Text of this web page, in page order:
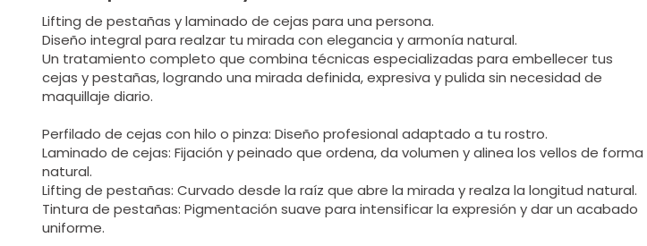
Lifting de pestañas y laminado de cejas para una persona.
Diseño integral para realzar tu mirada con elegancia y armonía natural.
Un tratamiento completo que combina técnicas especializadas para embellecer tus
cejas y pestañas, logrando una mirada definida, expresiva y pulida sin necesidad de
maquillaje diario.
Perfilado de cejas con hilo o pinza: Diseño profesional adaptado a tu rostro.
Laminado de cejas: Fijación y peinado que ordena, da volumen y alinea los vellos de forma
natural.
Lifting de pestañas: Curvado desde la raíz que abre la mirada y realza la longitud natural.
Tintura de pestañas: Pigmentación suave para intensificar la expresión y dar un acabado
uniforme.